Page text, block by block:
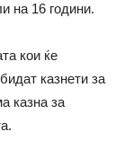
на 16 години.
кои ќе
казнети за
казна за